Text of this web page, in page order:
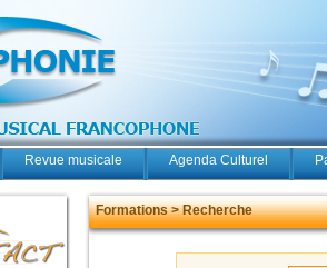
Revue musicale Agenda Culturel
Formations > Recherche